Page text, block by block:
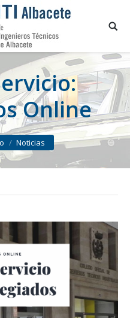
Online
Noticias